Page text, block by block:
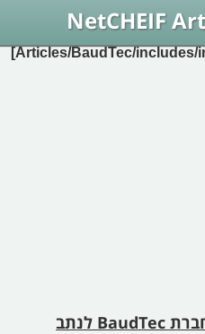
NetCHEIF
[Articles/BaudTec/includes/
BaudTec לנתב